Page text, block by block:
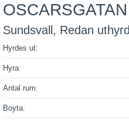
OSCARSGATAN
Sundsvall, Redan uthyrd
Hyrdes ut:
Hyra:
Antal rum:
Boyta: